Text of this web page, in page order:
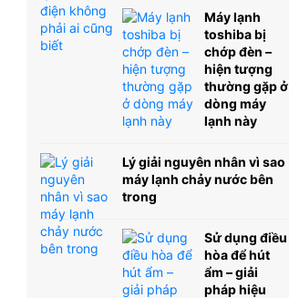
Máy lạnh
toshiba bị
chớp đèn –
hiện tượng
thường gặp ở
dòng máy
lạnh này
Lý giải nguyên nhân vì sao
máy lạnh chảy nước bên
trong
Sử dụng điều
hòa để hút
ẩm – giải
pháp hiệu